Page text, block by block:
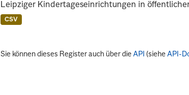
Leipziger Kindertageseinrichtungen in
CSV
Sie können dieses Register auch über dieAPI (sieheAPI-